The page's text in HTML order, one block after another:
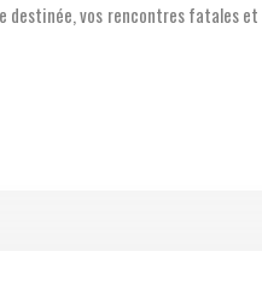
vos rencontres fatales